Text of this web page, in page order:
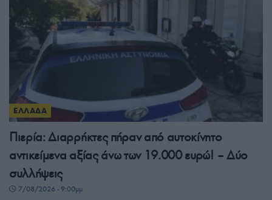
ΕΛΛΑΔΑ
Πιερία: Διαρρήκτες πήραν από αυτοκίνητο
αντικείμενα αξίας άνω των 19.000 ευρώ! – Δύο
συλλήψεις
7/08/2026 - 9:00μμ